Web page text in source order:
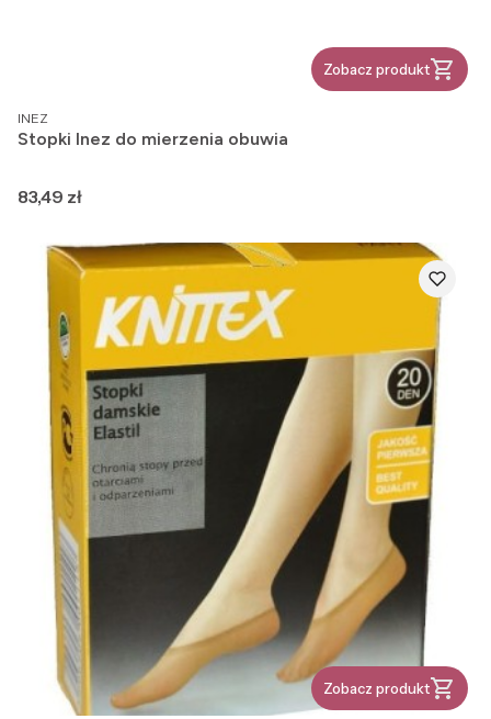
Zobacz produkt
PRODUCENT
INEZ
Stopki Inez do mierzenia obuwia
Cena
83,49 zł
Zobacz produkt